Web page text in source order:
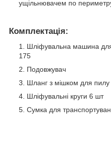
ущільнювачем по
Комплектація:
Шліфувальна машина для
175
Подовжувач
Шланг з мішком для пилу
Шліфувальні круги 6 шт
Сумка для